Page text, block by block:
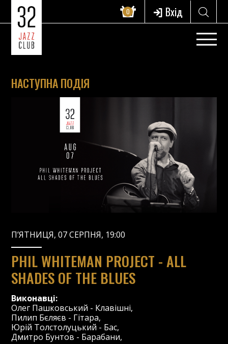
0 Вхід
НАСТУПНА ПОДІЯ
П’ЯТНИЦЯ, 07 СЕРПНЯ, 19:00
PHIL WHITEMAN PROJECT - ALL
SHADES OF THE BLUES
Виконавці:
Олег Пашковський - Клавішні,
Пилип Бєляєв - Гітара,
Юрій Толстолуцький - Бас,
Дмитро Бунтов - Барабани,